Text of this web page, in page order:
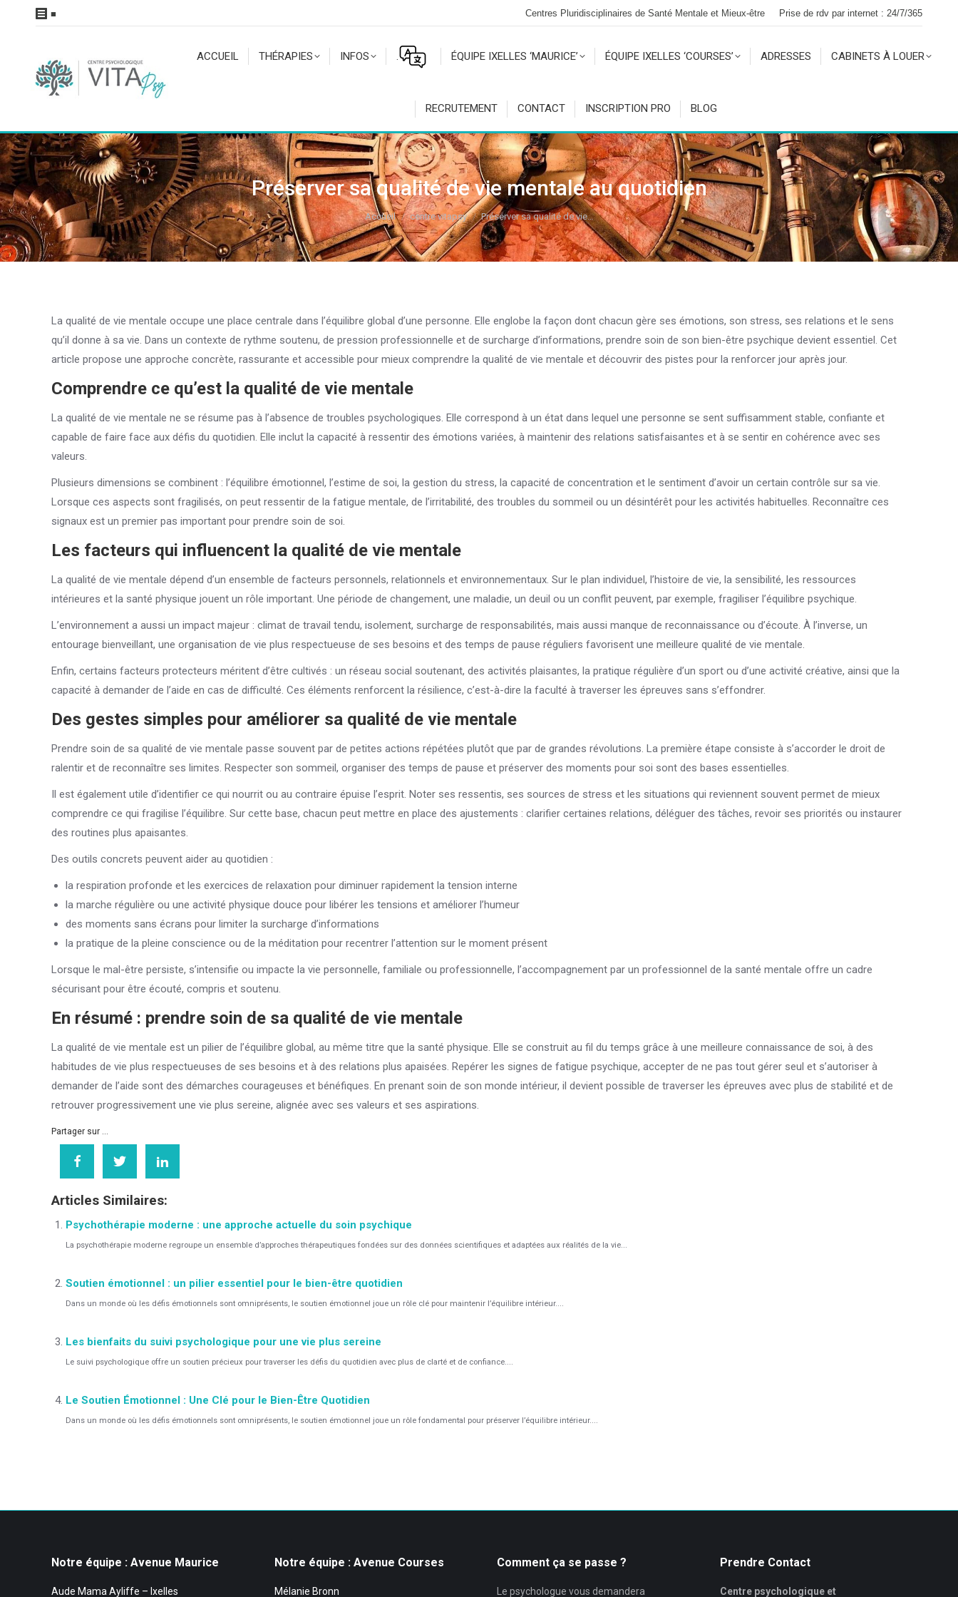
■ Centres Pluridisciplinaires de Santé Mentale et Mieux-être Prise de rdv par internet : 24/7/365
ACCUEIL THÉRAPIES INFOS ÉQUIPE IXELLES ‘MAURICE’ ÉQUIPE IXELLES ‘COURSES’ ADRESSES CABINETS À LOUER
RECRUTEMENT CONTACT INSCRIPTION PRO BLOG
Préserver sa qualité de vie mentale au quotidien
Vous êtes ici :
Accueil centre vitapsy Préserver sa qualité de vie…
La qualité de vie mentale occupe une place centrale dans l’équilibre global d’une personne. Elle englobe la façon dont chacun gère ses émotions, son stress, ses relations et le sens
qu’il donne à sa vie. Dans un contexte de rythme soutenu, de pression professionnelle et de surcharge d’informations, prendre soin de son bien-être psychique devient essentiel. Cet
article propose une approche concrète, rassurante et accessible pour mieux comprendre la qualité de vie mentale et découvrir des pistes pour la renforcer jour après jour.
Comprendre ce qu’est la qualité de vie mentale
La qualité de vie mentale ne se résume pas à l’absence de troubles psychologiques. Elle correspond à un état dans lequel une personne se sent suffisamment stable, confiante et
capable de faire face aux défis du quotidien. Elle inclut la capacité à ressentir des émotions variées, à maintenir des relations satisfaisantes et à se sentir en cohérence avec ses
valeurs.
Plusieurs dimensions se combinent : l’équilibre émotionnel, l’estime de soi, la gestion du stress, la capacité de concentration et le sentiment d’avoir un certain contrôle sur sa vie.
Lorsque ces aspects sont fragilisés, on peut ressentir de la fatigue mentale, de l’irritabilité, des troubles du sommeil ou un désintérêt pour les activités habituelles. Reconnaître ces
signaux est un premier pas important pour prendre soin de soi.
Les facteurs qui influencent la qualité de vie mentale
La qualité de vie mentale dépend d’un ensemble de facteurs personnels, relationnels et environnementaux. Sur le plan individuel, l’histoire de vie, la sensibilité, les ressources
intérieures et la santé physique jouent un rôle important. Une période de changement, une maladie, un deuil ou un conflit peuvent, par exemple, fragiliser l’équilibre psychique.
L’environnement a aussi un impact majeur : climat de travail tendu, isolement, surcharge de responsabilités, mais aussi manque de reconnaissance ou d’écoute. À l’inverse, un
entourage bienveillant, une organisation de vie plus respectueuse de ses besoins et des temps de pause réguliers favorisent une meilleure qualité de vie mentale.
Enfin, certains facteurs protecteurs méritent d’être cultivés : un réseau social soutenant, des activités plaisantes, la pratique régulière d’un sport ou d’une activité créative, ainsi que la
capacité à demander de l’aide en cas de difficulté. Ces éléments renforcent la résilience, c’est-à-dire la faculté à traverser les épreuves sans s’effondrer.
Des gestes simples pour améliorer sa qualité de vie mentale
Prendre soin de sa qualité de vie mentale passe souvent par de petites actions répétées plutôt que par de grandes révolutions. La première étape consiste à s’accorder le droit de
ralentir et de reconnaître ses limites. Respecter son sommeil, organiser des temps de pause et préserver des moments pour soi sont des bases essentielles.
Il est également utile d’identifier ce qui nourrit ou au contraire épuise l’esprit. Noter ses ressentis, ses sources de stress et les situations qui reviennent souvent permet de mieux
comprendre ce qui fragilise l’équilibre. Sur cette base, chacun peut mettre en place des ajustements : clarifier certaines relations, déléguer des tâches, revoir ses priorités ou instaurer
des routines plus apaisantes.
Des outils concrets peuvent aider au quotidien :
la respiration profonde et les exercices de relaxation pour diminuer rapidement la tension interne
la marche régulière ou une activité physique douce pour libérer les tensions et améliorer l’humeur
des moments sans écrans pour limiter la surcharge d’informations
la pratique de la pleine conscience ou de la méditation pour recentrer l’attention sur le moment présent
Lorsque le mal-être persiste, s’intensifie ou impacte la vie personnelle, familiale ou professionnelle, l’accompagnement par un professionnel de la santé mentale offre un cadre
sécurisant pour être écouté, compris et soutenu.
En résumé : prendre soin de sa qualité de vie mentale
La qualité de vie mentale est un pilier de l’équilibre global, au même titre que la santé physique. Elle se construit au fil du temps grâce à une meilleure connaissance de soi, à des
habitudes de vie plus respectueuses de ses besoins et à des relations plus apaisées. Repérer les signes de fatigue psychique, accepter de ne pas tout gérer seul et s’autoriser à
demander de l’aide sont des démarches courageuses et bénéfiques. En prenant soin de son monde intérieur, il devient possible de traverser les épreuves avec plus de stabilité et de
retrouver progressivement une vie plus sereine, alignée avec ses valeurs et ses aspirations.
Partager sur ...
Articles Similaires:
Psychothérapie moderne : une approche actuelle du soin psychique
La psychothérapie moderne regroupe un ensemble d’approches thérapeutiques fondées sur des données scientifiques et adaptées aux réalités de la vie...
Soutien émotionnel : un pilier essentiel pour le bien-être quotidien
Dans un monde où les défis émotionnels sont omniprésents, le soutien émotionnel joue un rôle clé pour maintenir l’équilibre intérieur....
Les bienfaits du suivi psychologique pour une vie plus sereine
Le suivi psychologique offre un soutien précieux pour traverser les défis du quotidien avec plus de clarté et de confiance....
Le Soutien Émotionnel : Une Clé pour le Bien-Être Quotidien
Dans un monde où les défis émotionnels sont omniprésents, le soutien émotionnel joue un rôle fondamental pour préserver l’équilibre intérieur....
Notre équipe : Avenue Maurice
Aude Mama Ayliffe – Ixelles
Notre équipe : Avenue Courses
Mélanie Bronn
Comment ça se passe ?
Le psychologue vous demandera
Prendre Contact
Centre psychologique et